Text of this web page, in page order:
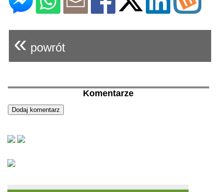
« powrót
Komentarze